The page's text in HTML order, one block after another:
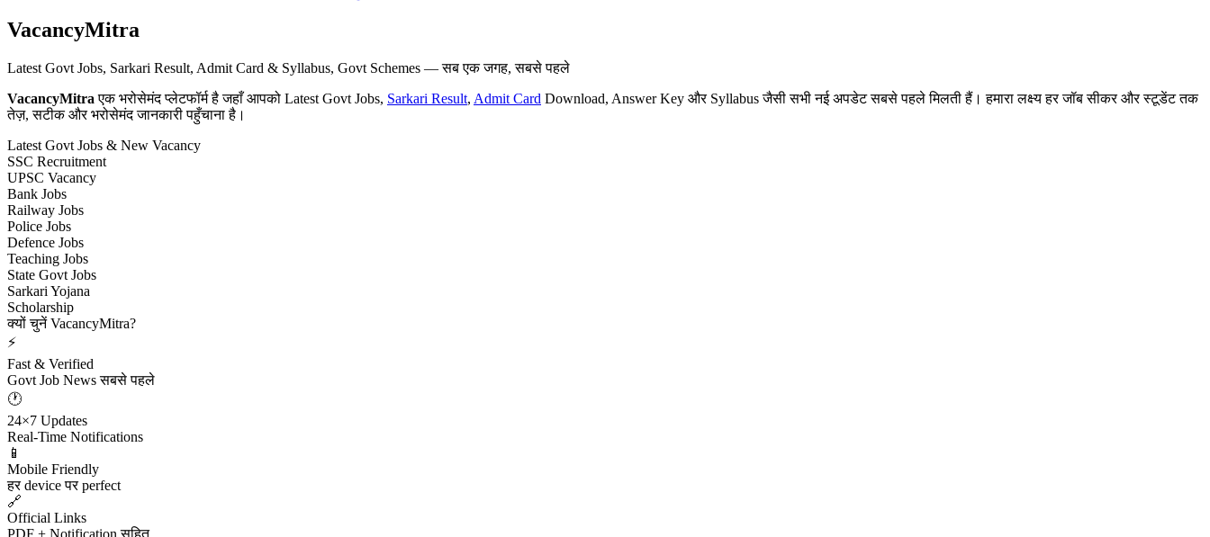
VacancyMitra
Latest Govt Jobs, Sarkari Result, Admit Card & Syllabus, Govt Schemes — सब एक जगह, सबसे पहले
VacancyMitra एक भरोसेमंद प्लेटफॉर्म है जहाँ आपको Latest Govt Jobs, Sarkari Result, Admit Card Download, Answer Key और Syllabus जैसी सभी नई अपडेट सबसे पहले मिलती हैं। हमारा लक्ष्य हर जॉब सीकर और स्टूडेंट तक
तेज़, सटीक और भरोसेमंद जानकारी पहुँचाना है।
Latest Govt Jobs & New Vacancy
SSC Recruitment
UPSC Vacancy
Bank Jobs
Railway Jobs
Police Jobs
Defence Jobs
Teaching Jobs
State Govt Jobs
Sarkari Yojana
Scholarship
क्यों चुनें VacancyMitra?
⚡
Fast & Verified
Govt Job News सबसे पहले
🕐
24×7 Updates
Real-Time Notifications
📱
Mobile Friendly
हर device पर perfect
🔗
Official Links
PDF + Notification सहित